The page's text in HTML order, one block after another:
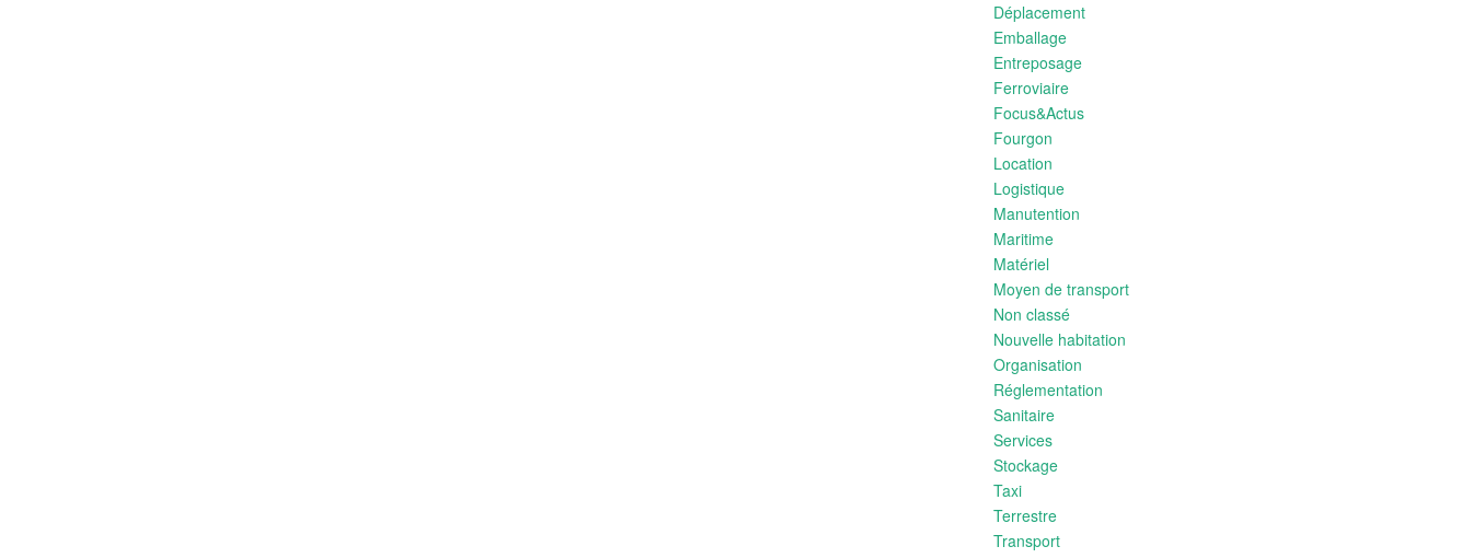
Déplacement
Emballage
Entreposage
Ferroviaire
Focus&Actus
Fourgon
Location
Logistique
Manutention
Maritime
Matériel
Moyen de transport
Non classé
Nouvelle habitation
Organisation
Réglementation
Sanitaire
Services
Stockage
Taxi
Terrestre
Transport